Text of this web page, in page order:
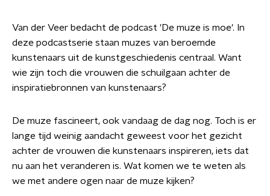
Van der Veer bedacht de podcast 'De muze is moe'. In
deze podcastserie staan muzes van beroemde
kunstenaars uit de kunstgeschiedenis centraal. Want
wie zijn toch die vrouwen die schuilgaan achter de
inspiratiebronnen van kunstenaars?
De muze fascineert, ook vandaag de dag nog. Toch is er
lange tijd weinig aandacht geweest voor het gezicht
achter de vrouwen die kunstenaars inspireren, iets dat
nu aan het veranderen is. Wat komen we te weten als
we met andere ogen naar de muze kijken?